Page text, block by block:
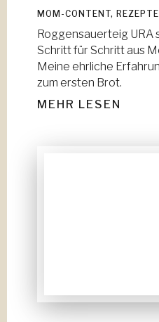
MOM-CONTENT, REZEPTE
Roggensauerteig URA
Schritt für Schritt aus
Meine ehrliche
zum ersten Brot.
MEHR LESEN